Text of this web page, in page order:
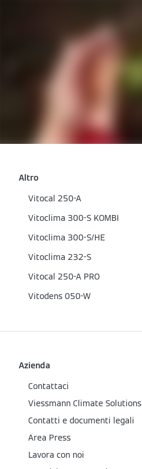
Altro
Vitocal 250-A
Vitoclima 300-S KOMBI
Vitoclima 300-S/HE
Vitoclima 232-S
Vitocal 250-A PRO
Vitodens 050-W
Azienda
Contattaci
Viessmann Climate Solutions
Contatti e documenti legali
Area Press
Lavora con noi